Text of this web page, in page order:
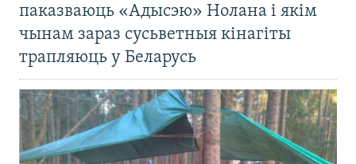
паказваюць «Адысэю» Нолана і якім
чынам зараз сусьветныя кінагіты
трапляюць у Беларусь